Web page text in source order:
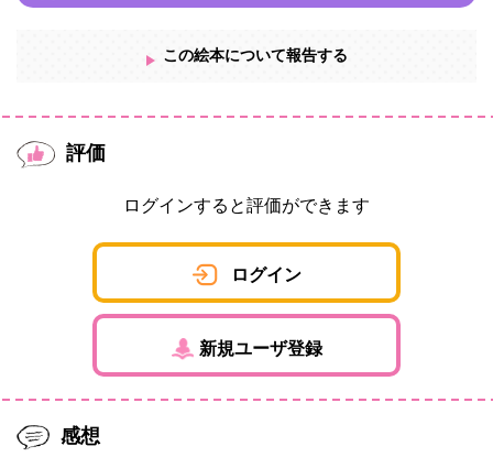
この絵本について報告する
評価
ログインすると評価ができます
ログイン
新規ユーザ登録
感想